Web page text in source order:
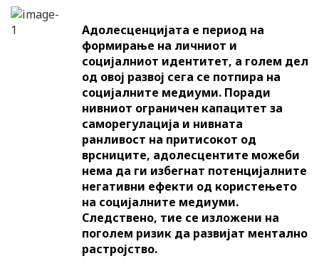
Адолесценцијата е период на
формирање на личниот и
социјалниот идентитет, а голем дел
од овој развој сега се потпира на
социјалните медиуми. Поради
нивниот ограничен капацитет за
саморегулација и нивната
ранливост на притисокот од
врсниците, адолесцентите можеби
нема да ги избегнат потенцијалните
негативни ефекти од користењето
на социјалните медиуми.
Следствено, тие се изложени на
поголем ризик да развијат ментално
растројство.